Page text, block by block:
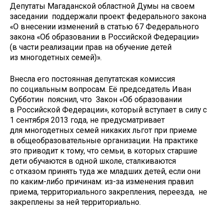
Депутаты Магаданской областной Думы на своем
заседании поддержали проект федерального закона
«О внесении изменений в статью 67 Федерального
закона «Об образовании в Российской Федерации»
(в части реализации прав на обучение детей
из многодетных семей)».
Внесла его постоянная депутатская комиссия
по социальным вопросам. Её председатель Иван
Субботин пояснил, что Закон «Об образовании
в Российской Федерации», который вступает в силу с
1 сентября 2013 года, не предусматривает
для многодетных семей никаких льгот при приеме
в общеобразовательные организации. На практике
это приводит к тому, что семьи, в которых старшие
дети обучаются в одной школе, сталкиваются
с отказом принять туда же младших детей, если они
по каким-либо причинам: из-за изменения правил
приема, территориального закрепления, переезда, не
закреплены за ней территориально.